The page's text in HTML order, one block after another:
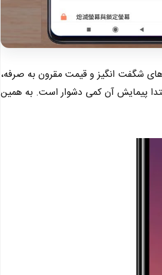
شگفت انگیز و قیمت مقرون به صرفه،
پیمایش آن کمی دشوار است. به همین